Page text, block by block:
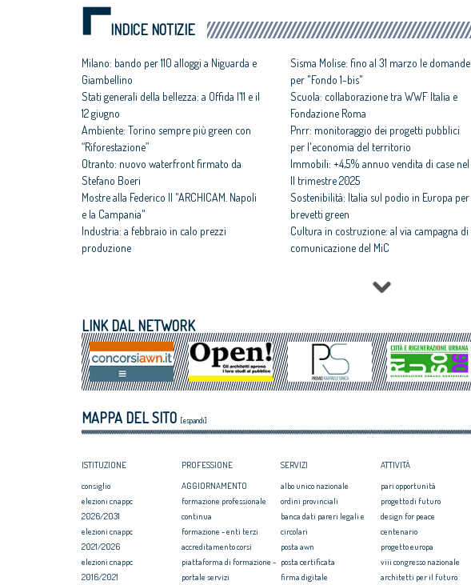
INDICE NOTIZIE
Milano: bando per 110 alloggi a Niguarda e
Giambellino
Stati generali della bellezza: a Offida l’11 e il
12 giugno
Ambiente: Torino sempre più green con
“Riforestazione”
Otranto: nuovo waterfront firmato da
Stefano Boeri
Mostre alla Federico II "ARCHICAM. Napoli
e la Campania"
Industria: a febbraio in calo prezzi
produzione
Nomisma: nel 2026 rallenta la crescita
delle compravendite immobiliari
Milano: omaggio a Zaha Hadid
Sisma Molise: fino al 31 marzo le domande
per "Fondo 1-bis"
Scuola: collaborazione tra WWF Italia e
Fondazione Roma
Pnrr: monitoraggio dei progetti pubblici
per l'economia del territorio
Immobili: +4,5% annuo vendita di case nel
II trimestre 2025
Sostenibilità: Italia sul podio in Europa per
brevetti green
Cultura in costruzione: al via campagna di
comunicazione del MiC
regolamento servizi
Sisma 2016: Castelli resta commissario
Capitale Cultura: sindaco Bondi,
“Agrigento ci ispira per 2026”
MiC: bando da 825mila euro per progetti
su rigenerazione urbana
LINK DAL NETWORK
MAPPA DEL SITO [espandi]
ISTITUZIONE
consiglio
elezioni cnappc
2026/2031
elezioni cnappc
2021/2026
elezioni cnappc
2016/2021
PROFESSIONE
AGGIORNAMENTO
formazione professionale
continua
formazione - enti terzi
accreditamento corsi
piattaforma di formazione -
portale servizi
SERVIZI
albo unico nazionale
ordini provinciali
banca dati pareri legali e
circolari
posta awn
posta certificata
firma digitale
ATTIVITÀ
pari opportunità
progetto di futuro
design for peace
centenario
progetto europa
viii congresso nazionale
architetti per il futuro